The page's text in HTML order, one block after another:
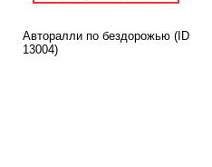
Авторалли по бездорожью (ID
13004)